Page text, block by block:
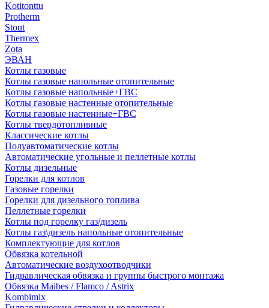
Kotitonttu
Protherm
Stout
Thermex
Zota
ЭВАН
Котлы газовые
Котлы газовые напольные отопительные
Котлы газовые напольные+ГВС
Котлы газовые настенные отопительные
Котлы газовые настенные+ГВС
Котлы твердотопливные
Классические котлы
Полуавтоматические котлы
Автоматические угольные и пеллетные котлы
Котлы дизельные
Горелки для котлов
Газовые горелки
Горелки для дизельного топлива
Пеллетные горелки
Котлы под горелку газ/дизель
Котлы газ\дизель напольные отопительные
Комплектующие для котлов
Обвязка котельной
Автоматические воздухоотводчики
Гидравлическая обвязка и группы быстрого монтажа
Обвязка Maibes / Flamco / Astrix
Kombimix